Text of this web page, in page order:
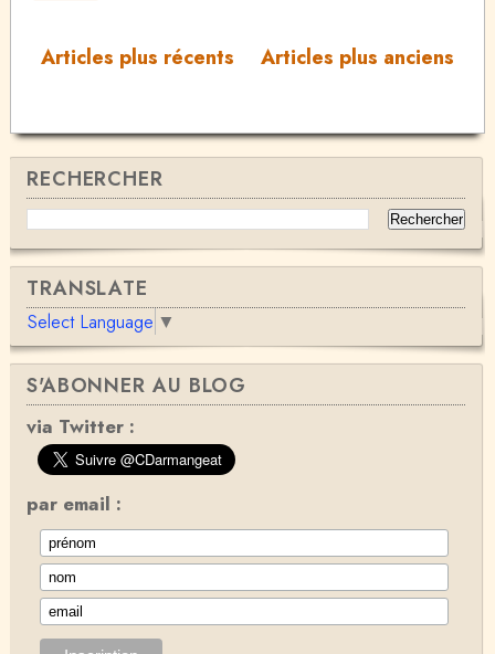
Articles plus récents Articles plus anciens
RECHERCHER
TRANSLATE
Select Language ▼
S'ABONNER AU BLOG
via Twitter :
par email :